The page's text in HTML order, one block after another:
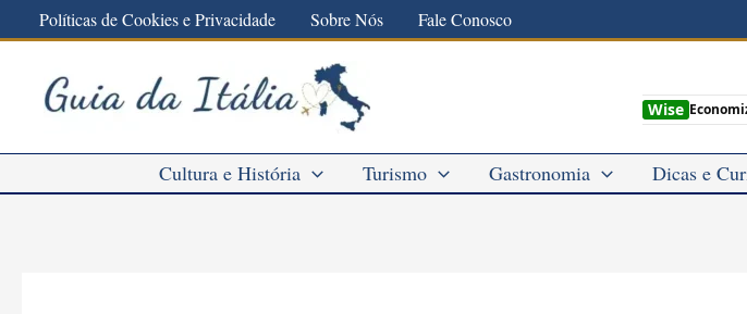
para
conteúdo
Políticas de Cookies e Privacidade Sobre Nós Fale Conosco
Wise
Cultura e História Turismo Gastronomia Dicas e